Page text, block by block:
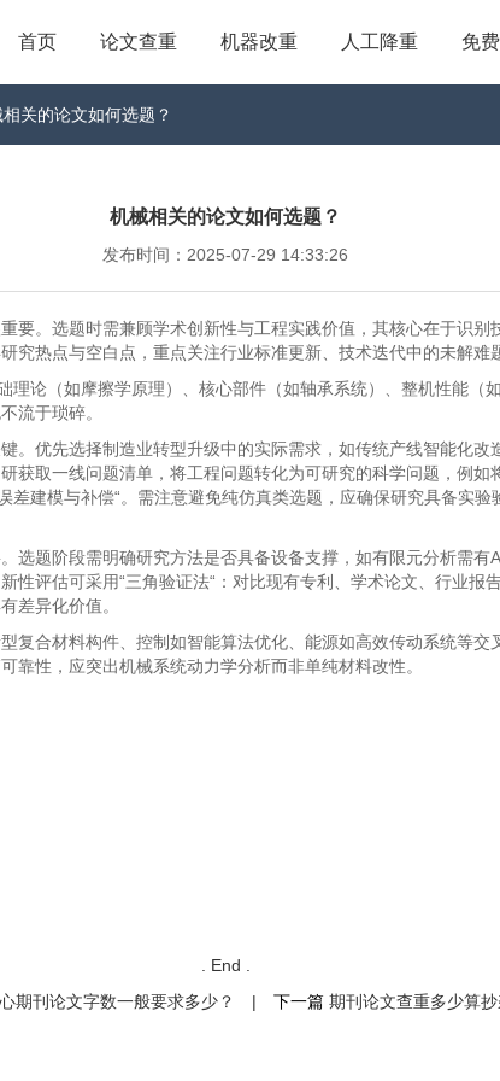
首页 论文查重 机器改重 人工降重 免
关的论文如何选题？
机械相关的论文如何选题？
发布时间：2025-07-29 14:33:26
要。选题时需兼顾学术创新性与工程实践价值，其核心在于识别
究热点与空白点，重点关注行业标准更新、技术迭代中的未解难
理论（如摩擦学原理）、核心部件（如轴承系统）、整机性能（
流于琐碎。
。优先选择制造业转型升级中的实际需求，如传统产线智能化改
获取一线问题清单，将工程问题转化为可研究的科学问题，例如
差建模与补偿“。需注意避免纯仿真类选题，应确保研究具备实
选题阶段需明确研究方法是否具备设备支撑，如有限元分析需有
性评估可采用“三角验证法“：对比现有专利、学术论文、行业报
差异化价值。
复合材料构件、控制如智能算法优化、能源如高效传动系统等交
靠性，应突出机械系统动力学分析而非单纯材料改性。
. End .
期刊论文字数一般要求多少？ | 下一篇 期刊论文查重多少算